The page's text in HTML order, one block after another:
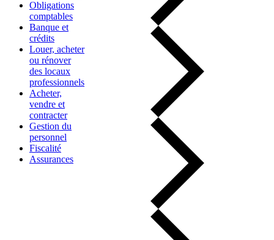
Obligations
comptables
Banque et
crédits
Louer, acheter
ou rénover
des locaux
professionnels
Acheter,
vendre et
contracter
Gestion du
personnel
Fiscalité
Assurances